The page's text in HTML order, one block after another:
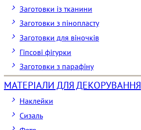
Заготовки із тканини
Заготовки з пінопласту
Заготовки для віночків
Гіпсові фігурки
Заготовки з парафіну
МАТЕРІАЛИ ДЛЯ ДЕКОРУВАННЯ
Наклейки
Сизаль